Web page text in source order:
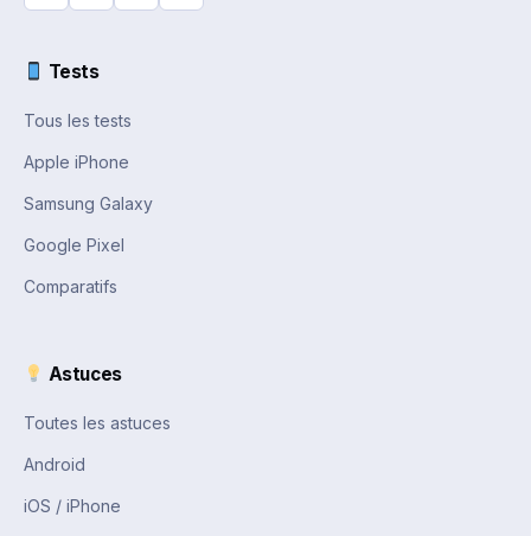
Tests
Tous les tests
Apple iPhone
Samsung Galaxy
Google Pixel
Comparatifs
Astuces
Toutes les astuces
Android
iOS / iPhone